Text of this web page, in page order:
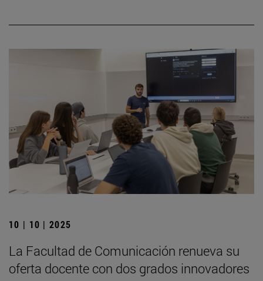
10 | 10 | 2025
La Facultad de Comunicación renueva su
oferta docente con dos grados innovadores